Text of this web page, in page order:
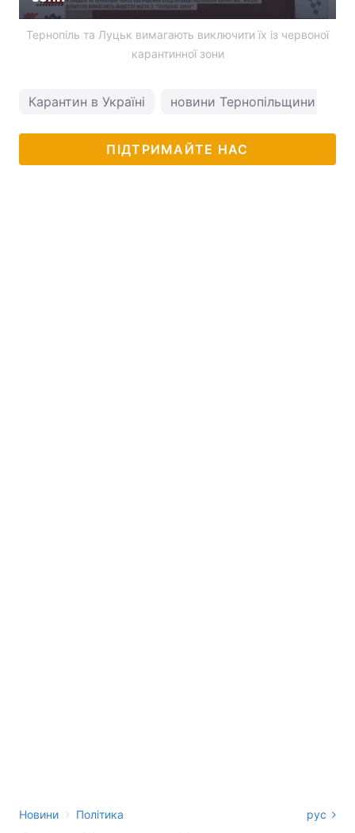
Тернопіль та Луцьк вимагають виключити їх із червоної
карантинної зони
Карантин в Україні новини Тернопільщини
ПІДТРИМАЙТЕ НАС
Новини › Політика рус